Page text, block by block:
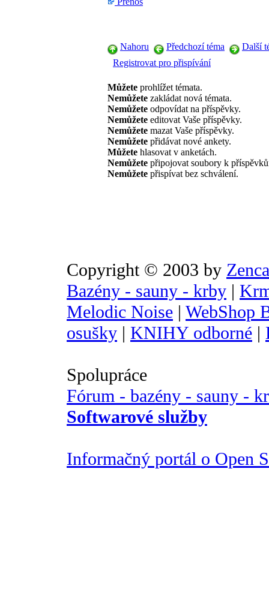
Nahoru Předchozí téma
Další
Registrovat pro přispívání
Můžete prohlížet témata.
Nemůžete zakládat nová témata.
Nemůžete odpovídat na příspěvky.
Nemůžete editovat Vaše příspěvky.
Nemůžete mazat Vaše příspěvky.
Nemůžete přidávat nové ankety.
Můžete hlasovat v anketách.
Nemůžete připojovat soubory k
Nemůžete přispívat bez schválení.
Copyright © 2003 by
Bazény - sauny - krby |
Melodic Noise | WebShop
osušky | KNIHY odborné |
Spolupráce
Fórum - bazény - sauny -
Softwarové služby
Informačný portál o Open